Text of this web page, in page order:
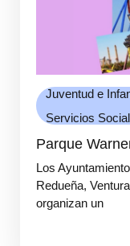
Juventud e
Servicios
Parque
Los
Redueña,
organizan un